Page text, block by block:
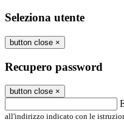
Seleziona utente
button close ×
Recupero password
button close ×
all'indirizzo indicato con le